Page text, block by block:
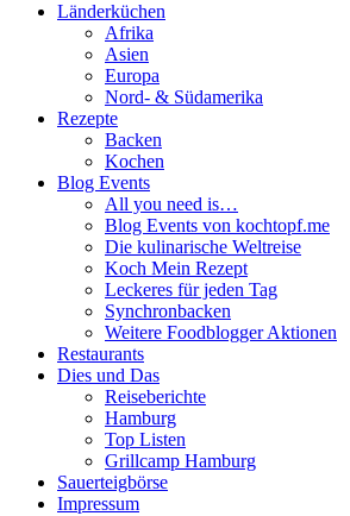
Länderküchen
Afrika
Asien
Europa
Nord- & Südamerika
Rezepte
Backen
Kochen
Blog Events
All you need is…
Blog Events von kochtopf.me
Die kulinarische Weltreise
Koch Mein Rezept
Leckeres für jeden Tag
Synchronbacken
Weitere Foodblogger Aktionen
Restaurants
Dies und Das
Reiseberichte
Hamburg
Top Listen
Grillcamp Hamburg
Sauerteigbörse
Impressum